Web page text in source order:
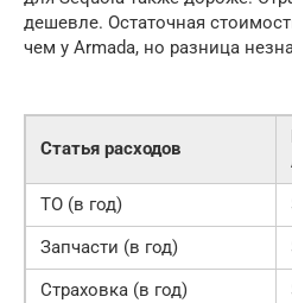
дешевле. Остаточная
чем у Armada, но разница
Статья расходов
ТО (в год)
Запчасти (в год)
Страховка (в год)